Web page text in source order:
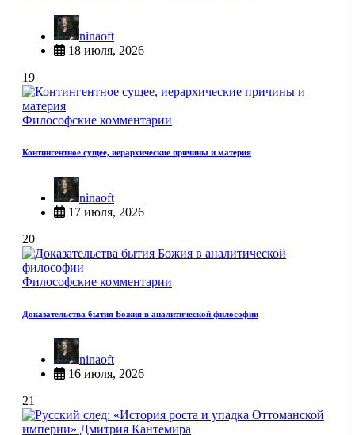
ninaoft
18 июля, 2026
19
Философские комментарии
Контингентное сущее, иерархические причины и материя
ninaoft
17 июля, 2026
20
Философские комментарии
Доказательства бытия Божия в аналитической философии
ninaoft
16 июля, 2026
21